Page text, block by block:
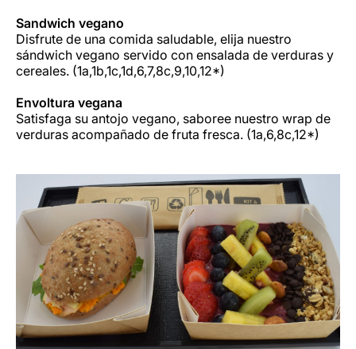
Sandwich vegano
Disfrute de una comida saludable, elija nuestro
sándwich vegano servido con ensalada de verduras y
cereales. (1a,1b,1c,1d,6,7,8c,9,10,12*)
Envoltura vegana
Satisfaga su antojo vegano, saboree nuestro wrap de
verduras acompañado de fruta fresca. (1a,6,8c,12*)